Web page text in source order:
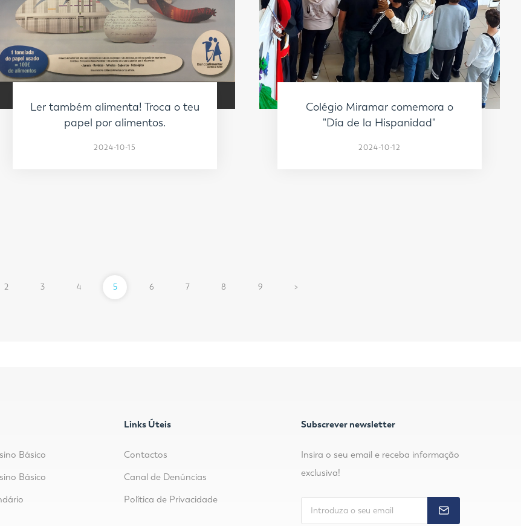
Ler também alimenta! Troca o teu
papel por alimentos.
2024-10-15
Colégio Miramar comemora o
"Día de la Hispanidad"
2024-10-12
2 3 4 5 6 7 8 9 >
Básico
Básico
Links Úteis
Contactos
Canal de Denúncias
Política de Privacidade
Subscrever newsletter
Insira o seu email e receba informação
exclusiva!